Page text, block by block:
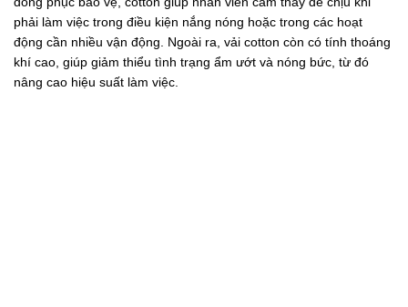
phải làm việc trong điều kiện nắng nóng hoặc trong các hoạt
động cần nhiều vận động. Ngoài ra, vải cotton còn có tính thoáng
khí cao, giúp giảm thiểu tình trạng ẩm ướt và nóng bức, từ đó
nâng cao hiệu suất làm việc.